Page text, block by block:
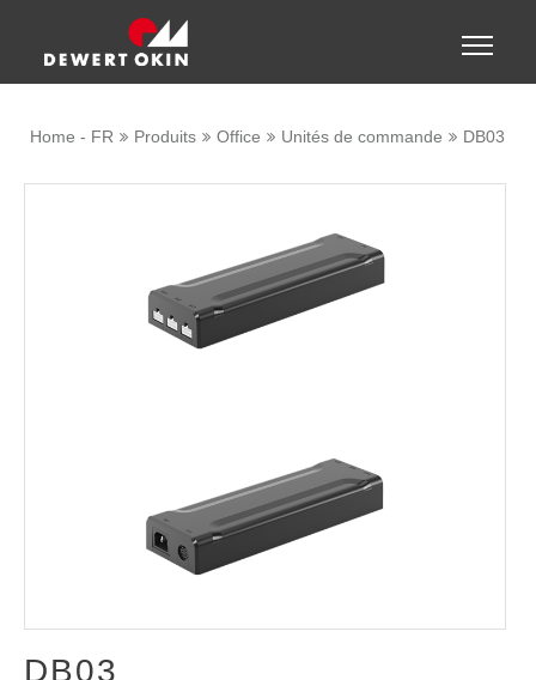
Toggle
Home - FR Produits Office Unités de commande DB03
DB03